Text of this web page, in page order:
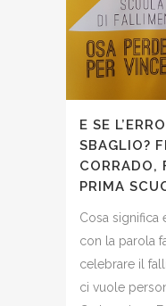
E SE
SBAGLIO?
CORRADO,
PRIMA
Cosa significa
con la parola
celebrare il
ci vuole